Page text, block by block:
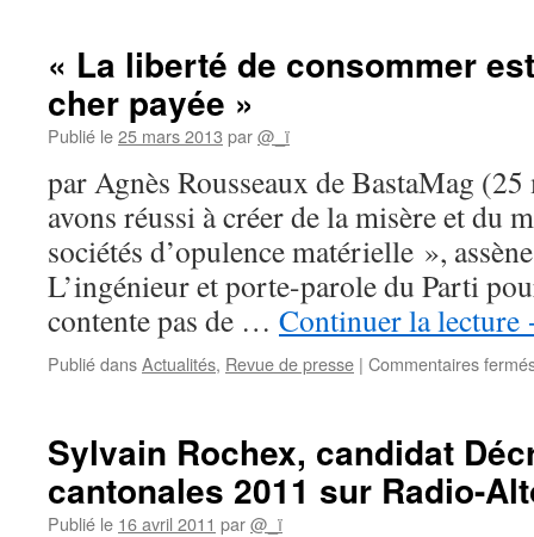
« La liberté de consommer
cher payée »
Publié le25 mars 2013 par@_ï
par Agnès Rousseaux de BastaMag
avons réussi à créer de la misère et du
sociétés d’opulence matérielle »,
L’ingénieur et porte-parole du Parti
contente pas de … Continuer la lecture
Publié dansActualités, Revue de presse | Commentaires
Sylvain Rochex, candidat
cantonales 2011 sur Radio-
Publié le 16 avril 2011 par@_ï